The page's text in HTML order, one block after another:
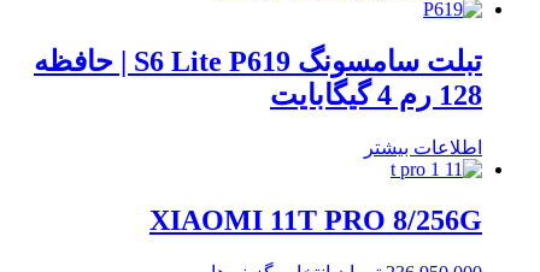
انواع
مختلفی
است
در
صفحه
تبلت سامسونگ S6 Lite P619 | حافظه
128 رم 4 گیگابایت
اطلاعات بیشتر
XIAOMI 11T PRO 8/256G